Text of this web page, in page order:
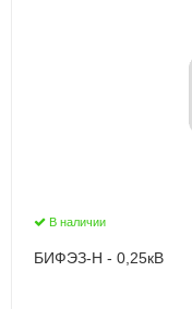
В наличии
БИФЭЗ-Н - 0,25кВ